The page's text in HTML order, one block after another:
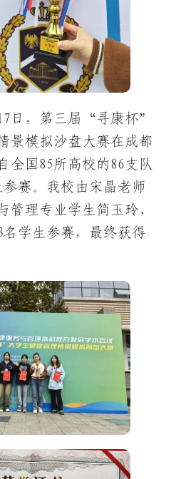
日，第三届“寻康杯”
景模拟沙盘大赛在成都
全国85所高校的86支队
赛。我校由宋晶老师
管理专业学生简玉玲、
学生参赛，最终获得